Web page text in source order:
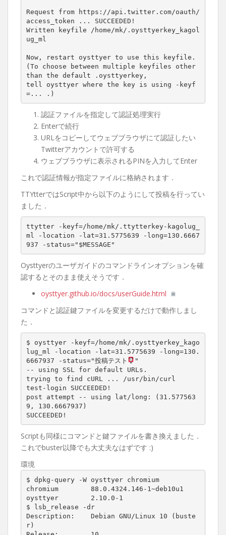
Request from https://api.twitter.com/oauth/
access_token ... SUCCEEDED!
Written keyfile /home/mk/.oysttyerkey_kagol
ug_ml
Now, restart oysttyer to use this keyfile.
(To choose between multiple keyfiles other
than the default .oysttyerkey,
tell oysttyer where the key is using -keyf
=... .)
認証ファイルを指定して認証処理実行
Enterで続行
URLをコピーしてウェブブラウザにて認証したい
Twitterアカウントで許可する
ウェブブラウザに表示されるPINを入力してEnter
これで認証情報が指定ファイルに格納されます．
TTYtterではScript中から以下のようにして投稿を行ってい
ました．
ttytter -keyf=/home/mk/.ttytterkey-kagolug_
ml -location -lat=31.5775639 -long=130.6667
937 -status="$MESSAGE"
Oysttyerのユーザガイドのコマンドラインオプションを確
認するとそのまま使えそうです．
oysttyer.github.io/docs/userGuide.html
コマンドと認証鍵ファイルを変更するだけで動作しまし
た．
$ oysttyer -keyf=/home/mk/.oysttyerkey_kago
lug_ml -location -lat=31.5775639 -long=130.
6667937 -status="投稿テスト
"
-- using SSL for default URLs.
trying to find cURL ... /usr/bin/curl
test-login SUCCEEDED!
post attempt -- using lat/long: (31.577563
9, 130.6667937)
SUCCEEDED!
Scriptも同様にコマンドと鍵ファイルを書き換えました．
これでbuster以降でも大丈夫なはずです :)
環境
$ dpkg-query -W oysttyer chromium
chromium        88.0.4324.146-1~deb10u1
oysttyer        2.10.0-1
$ lsb_release -dr
Description:    Debian GNU/Linux 10 (buste
r)